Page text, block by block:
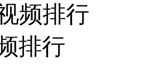
频排行
排行